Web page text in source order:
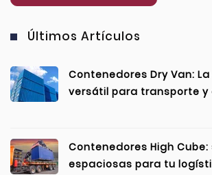
Últimos Artículos
Contenedores Dry Van:
versátil para transporte
Contenedores High
espaciosas para tu